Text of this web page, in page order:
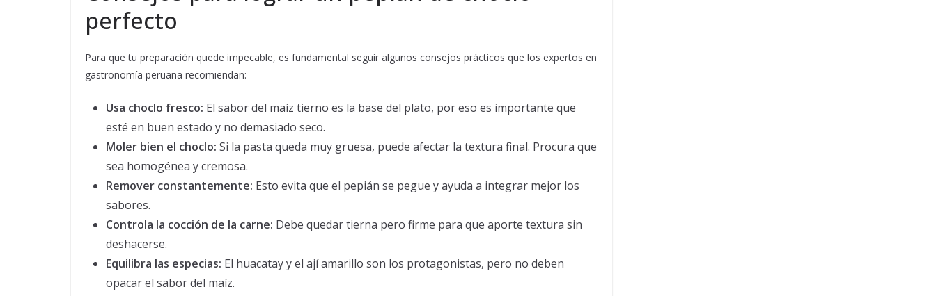
perfecto
Para que tu preparación quede impecable, es fundamental seguir algunos consejos prácticos que los expertos en
gastronomía peruana recomiendan:
Usa choclo fresco: El sabor del maíz tierno es la base del plato, por eso es importante que
esté en buen estado y no demasiado seco.
Moler bien el choclo: Si la pasta queda muy gruesa, puede afectar la textura final. Procura que
sea homogénea y cremosa.
Remover constantemente: Esto evita que el pepián se pegue y ayuda a integrar mejor los
sabores.
Controla la cocción de la carne: Debe quedar tierna pero firme para que aporte textura sin
deshacerse.
Equilibra las especias: El huacatay y el ají amarillo son los protagonistas, pero no deben
opacar el sabor del maíz.